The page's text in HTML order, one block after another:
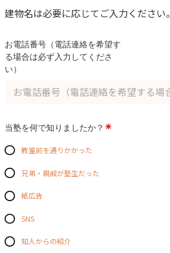
建物名は必要に応じてご入力ください。
お電話番号（電話連絡を希望す
る場合は必ず入力してくださ
い）
当塾を何で知りましたか？
教室前を通りかかった
兄弟・親戚が塾生だった
紙広告
SNS
知人からの紹介